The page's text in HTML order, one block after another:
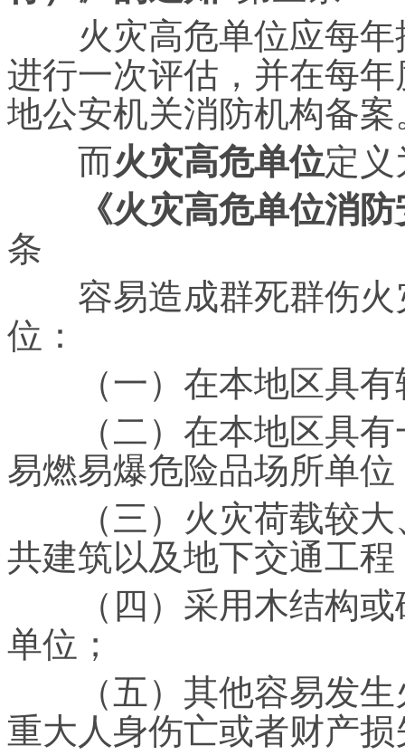
火灾高危单位应每年
进行一次评估，并在每
地公安机关消防机构备案
而火灾高危单位定义
《火灾高危单位消
条
容易造成群死群伤火
位：
（一）在本地区具有
（二）在本地区具有
易燃易爆危险品场所单位
（三）火灾荷载较大
共建筑以及地下交通工程
（四）采用木结构或
单位；
（五）其他容易发生
重大人身伤亡或者财产